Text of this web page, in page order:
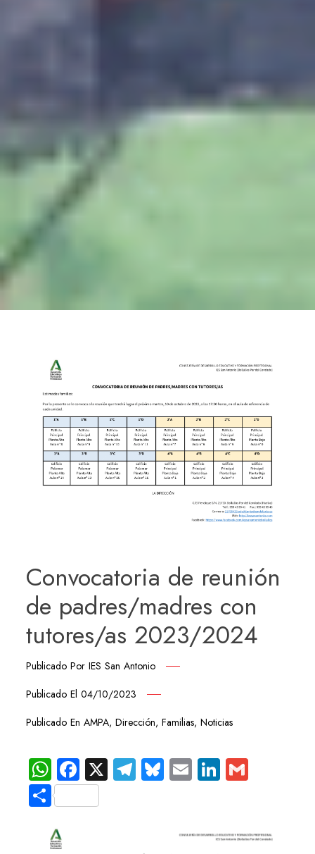
Convocatoria de reunión
de padres/madres con
tutores/as 2023/2024
Publicado PorIES San Antonio
Publicado El04/10/2023
Publicado EnAMPA,Dirección,Familias,Noticias
WhatsApp
Facebook
X Telegram
Bluesky
EmailLinkedIn
Compartir